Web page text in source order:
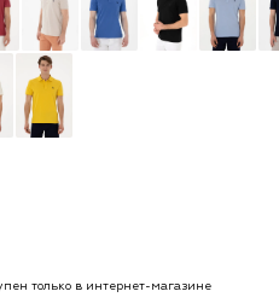
только в интернет-магазине